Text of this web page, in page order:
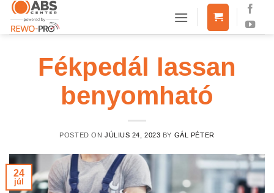
Skip
content
Fékpedál lassan
benyomható
POSTED ON JÚLIUS 24, 2023 BY GÁL PÉTER
24
júl